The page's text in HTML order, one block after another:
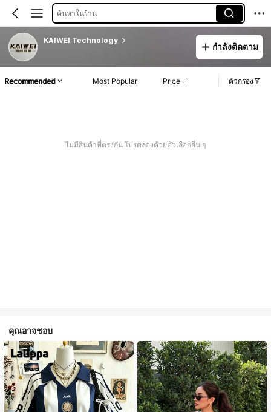
ค้นหาในร้าน
KAIWEI Technology
กำลังติดตาม
Recommended Most Popular Price ตัวกรอง
ไม่มีสินค้าที่ตรงกัน โปรดลองด้วยตัวเลือกอื่น ๆ
คุณอาจชอบ